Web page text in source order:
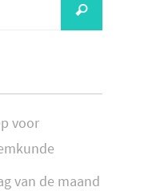
naar:
Zoek
voor
van de maand